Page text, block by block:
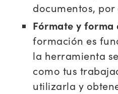
documentos, por
Fórmate y forma
formación es
la herramienta
como tus
utilizarla y